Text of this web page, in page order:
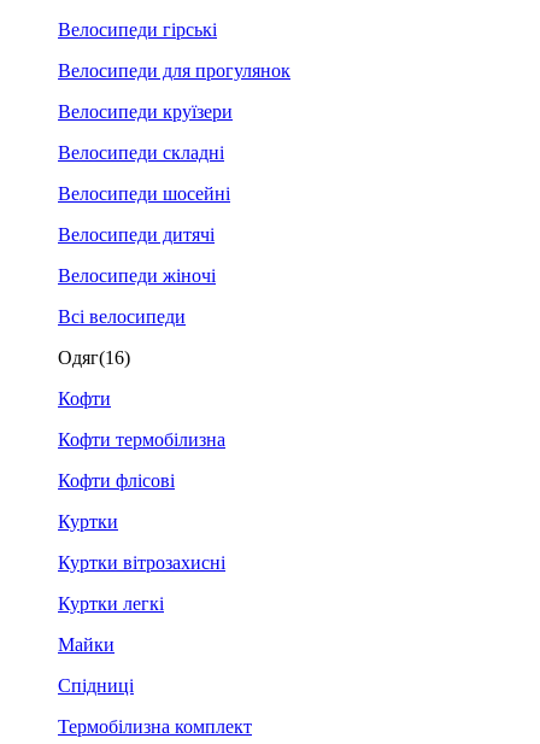
Велосипеди гірські
Велосипеди для прогулянок
Велосипеди круїзери
Велосипеди складні
Велосипеди шосейні
Велосипеди дитячі
Велосипеди жіночі
Всі велосипеди
Одяг(16)
Кофти
Кофти термобілизна
Кофти флісові
Куртки
Куртки вітрозахисні
Куртки легкі
Майки
Спідниці
Термобілизна комплект